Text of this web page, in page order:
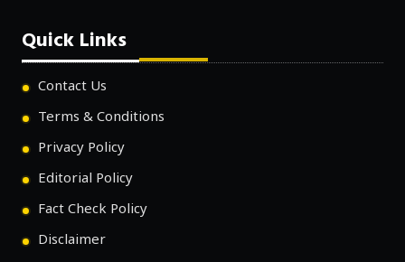
Quick Links
Contact Us
Terms & Conditions
Privacy Policy
Editorial Policy
Fact Check Policy
Disclaimer